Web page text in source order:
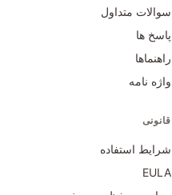
سوالات متداول
پاسخ ها
راهنماها
واژه نامه
قانونی
شرایط استفاده
EULA